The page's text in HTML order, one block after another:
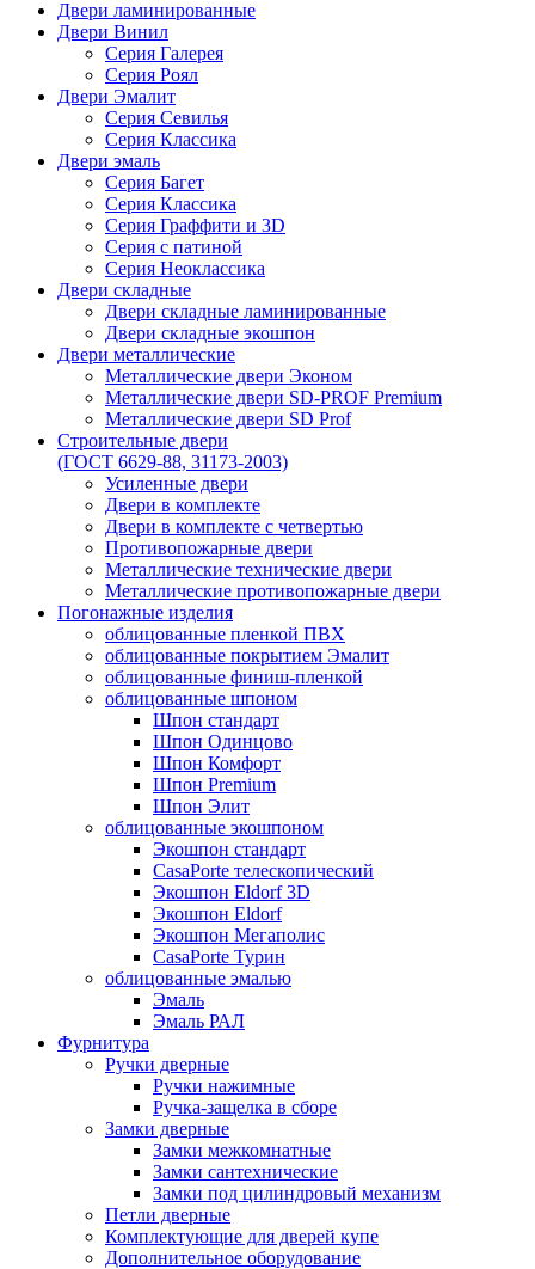
Двери ламинированные
Двери Винил
Серия Галерея
Серия Роял
Двери Эмалит
Серия Севилья
Серия Классика
Двери эмаль
Серия Багет
Серия Классика
Серия Граффити и 3D
Серия с патиной
Серия Неоклассика
Двери складные
Двери складные ламинированные
Двери складные экошпон
Двери металлические
Металлические двери Эконом
Металлические двери SD-PROF Premium
Металлические двери SD Prof
Строительные двери
(ГОСТ 6629-88, 31173-2003)
Усиленные двери
Двери в комплекте
Двери в комплекте с четвертью
Противопожарные двери
Металлические технические двери
Металлические противопожарные двери
Погонажные изделия
облицованные пленкой ПВХ
облицованные покрытием Эмалит
облицованные финиш-пленкой
облицованные шпоном
Шпон стандарт
Шпон Одинцово
Шпон Комфорт
Шпон Premium
Шпон Элит
облицованные экошпоном
Экошпон стандарт
CasaPorte телескопический
Экошпон Eldorf 3D
Экошпон Eldorf
Экошпон Мегаполис
CasaPorte Турин
облицованные эмалью
Эмаль
Эмаль РАЛ
Фурнитура
Ручки дверные
Ручки нажимные
Ручка-защелка в сборе
Замки дверные
Замки межкомнатные
Замки сантехнические
Замки под цилиндровый механизм
Петли дверные
Комплектующие для дверей купе
Дополнительное оборудование